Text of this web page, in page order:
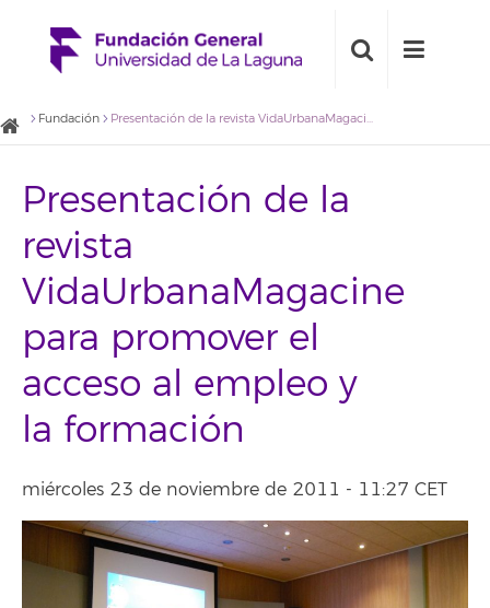
Fundación Presentación de la revista VidaUrbanaMagacine para promover el acceso al empleo y la formación
Presentación de la
revista
VidaUrbanaMagacine
para promover el
acceso al empleo y
la formación
miércoles 23 de noviembre de 2011 - 11:27 CET